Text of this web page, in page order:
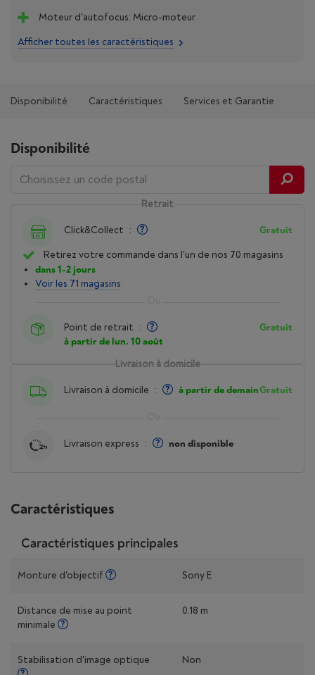
Moteur d'autofocus: Micro-moteur
Afficher toutes les caractéristiques
Disponibilité Caractéristiques Services et Garantie
Disponibilité
Livraison à domicile
Livraison à domicile : à partir de demainGratuit
Livraison express : non disponible
Retrait
Click&Collect : Gratuit
Retirez votre commande dans l'un de nos 70 magasins
dans 1-2 jours
Voir les 71 magasins
Point de retrait :
à partir de lun. 10 août
Gratuit
Caractéristiques
Caractéristiques principales
Monture d'objectif Sony E
Distance de mise au point
minimale
0.18 m
Stabilisation d'image optique Non